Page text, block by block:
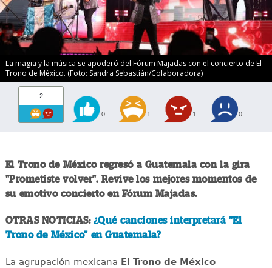
La magia y la música se apoderó del Fórum Majadas con el concierto de El
Trono de México. (Foto: Sandra Sebastián/Colaboradora)
2
0 1 1 0
El Trono de México regresó a Guatemala con la gira
"Prometiste volver". Revive los mejores momentos de
su emotivo concierto en Fórum Majadas.
OTRAS NOTICIAS: ¿Qué canciones interpretará "El
Trono de México" en Guatemala?
La agrupación mexicana El Trono de México